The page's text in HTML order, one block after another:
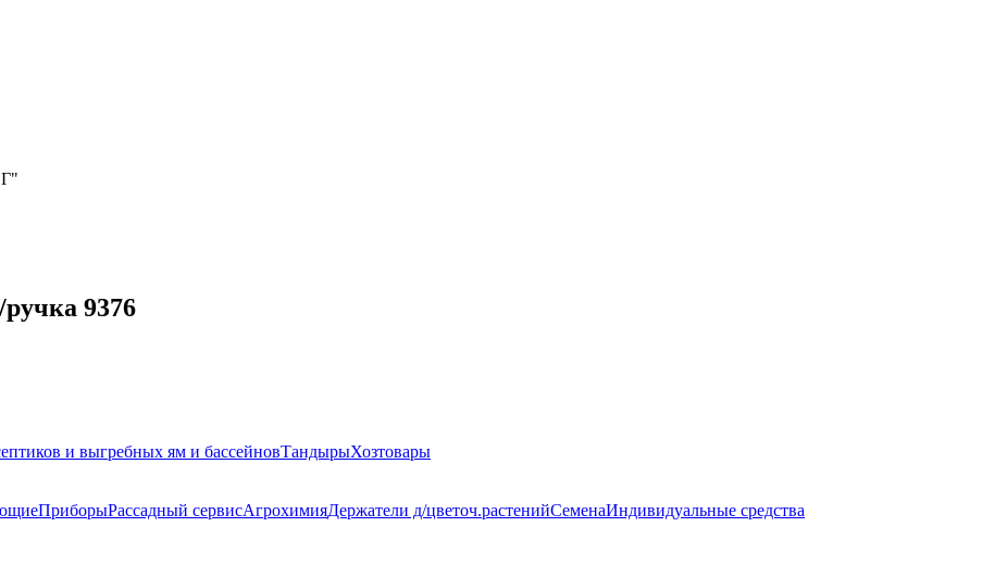
9376
и выгребных ям и бассейновТандырыХозтовары
ПриборыРассадный сервисАгрохимияДержатели д/цветоч.растенийСеменаИндивидуальные средства